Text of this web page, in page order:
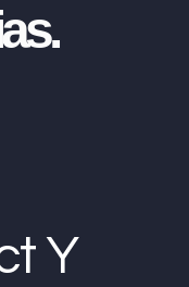
Y